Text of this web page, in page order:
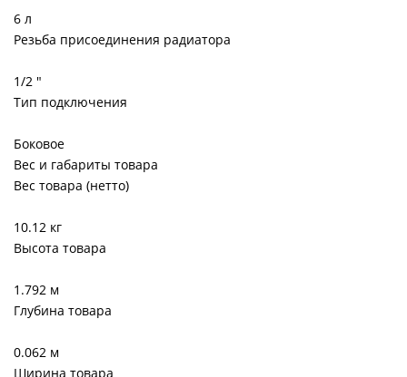
6 л
Резьба присоединения радиатора
1/2 "
Тип подключения
Боковое
Вес и габариты товара
Вес товара (нетто)
10.12 кг
Высота товара
1.792 м
Глубина товара
0.062 м
Ширина товара